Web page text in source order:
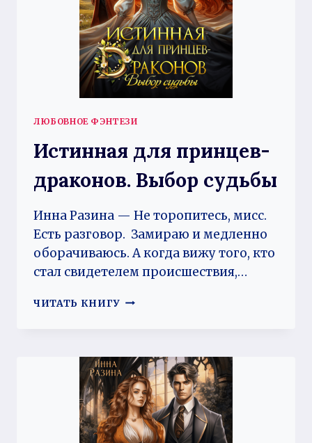
ЛЮБОВНОЕ ФЭНТЕЗИ
Истинная для принцев-
драконов. Выбор судьбы
Инна Разина — Не торопитесь, мисс.
Есть разговор. Замираю и медленно
оборачиваюсь. А когда вижу того, кто
стал свидетелем происшествия,…
ЧИТАТЬ КНИГУ ИСТИННАЯ
ВЫБОР
СУДЬБЫ